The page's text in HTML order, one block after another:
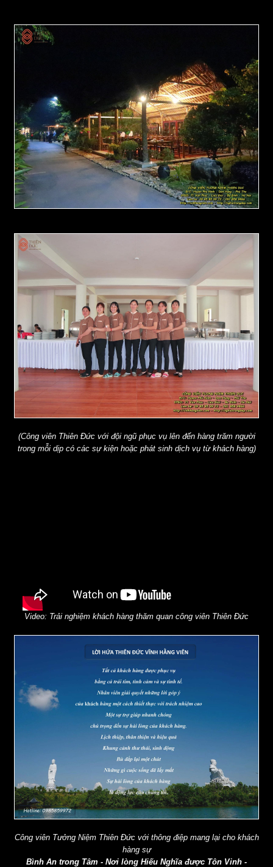
(Công viên Thiên Đức với đội ngũ phục vụ lên đến hàng trăm người
trong mỗi dịp có các sự kiện hoặc phát sinh dịch vụ từ khách hàng)
Video: Trải nghiệm khách hàng thăm quan công viên Thiên Đức
Công viên Tưởng Niệm Thiên Đức với thông điệp mang lại cho khách
hàng sự
Bình An trong Tâm - Nơi lòng Hiếu Nghĩa được Tôn Vinh -